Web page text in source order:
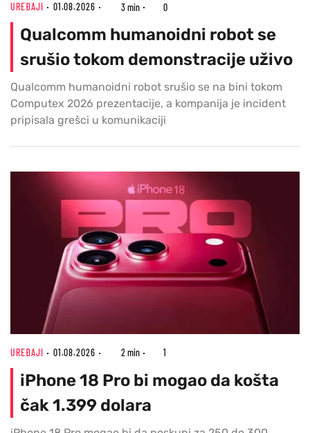
UREĐAJI 01.08.2026 3 min 0
Qualcomm humanoidni robot se
srušio tokom demonstracije uživo
Qualcomm humanoidni robot srušio se na bini tokom
Computex 2026 prezentacije, a kompanija je incident
pripisala grešci u komunikaciji
UREĐAJI 01.08.2026 2 min 1
iPhone 18 Pro bi mogao da košta
čak 1.399 dolara